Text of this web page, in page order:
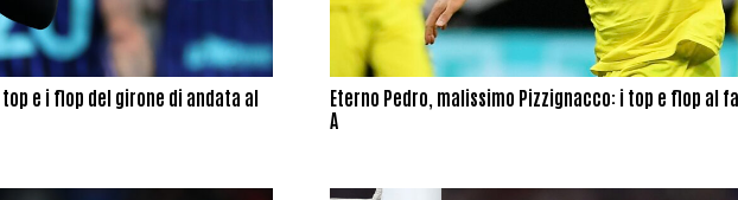
e i flop del girone di andata al
Eterno Pedro, malissimo Pizzignacco: i top e flop al
A